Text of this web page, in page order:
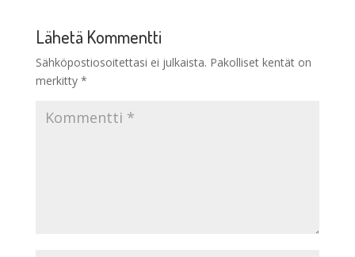
Lähetä Kommentti
Sähköpostiosoitettasi ei julkaista. Pakolliset kentät on
merkitty *